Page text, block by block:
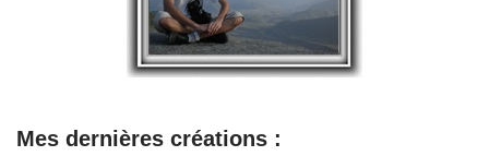
Mes dernières créations :